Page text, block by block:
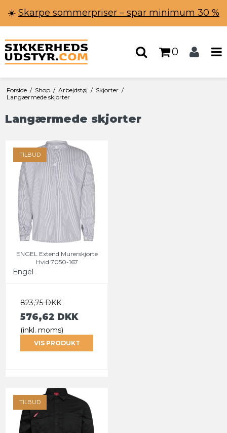
☀️ Skarpe sommerpriser – spar minimum 30 %
0
Forside / Shop / Arbejdstøj / Skjorter /
Langærmede skjorter
Langærmede skjorter
TILBUD
ENGEL Extend Murerskjorte
Hvid 7050-167
Engel
823,75 DKK
576,62 DKK
(inkl. moms)
VIS PRODUKT
TILBUD